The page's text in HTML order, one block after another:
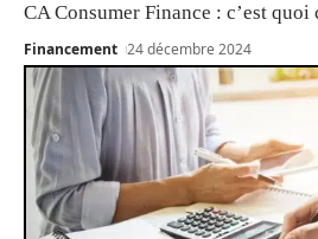
CA Consumer Finance : c’est quoi
Financement 24 décembre 2024